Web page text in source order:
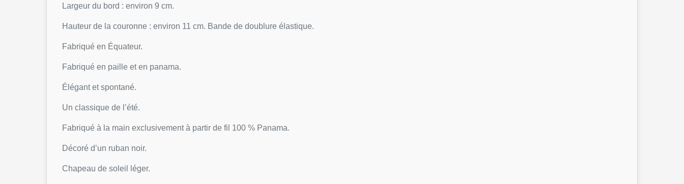
Largeur du bord : environ 9 cm.
Hauteur de la couronne : environ 11 cm. Bande de doublure élastique.
Fabriqué en Équateur.
Fabriqué en paille et en panama.
Élégant et spontané.
Un classique de l’été.
Fabriqué à la main exclusivement à partir de fil 100 % Panama.
Décoré d’un ruban noir.
Chapeau de soleil léger.